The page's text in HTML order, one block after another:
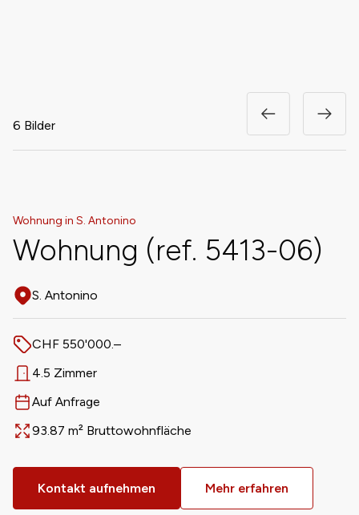
6 Bilder
Wohnung in S. Antonino
Wohnung (ref. 5413-06)
Adresse
S. Antonino
Preis
CHF 550'000.–
Anzahl Zimmer
4.5 Zimmer
Verfügbar ab
Auf Anfrage
Fläche
93.87 m² Bruttowohnfläche
Kontakt aufnehmen Mehr erfahren